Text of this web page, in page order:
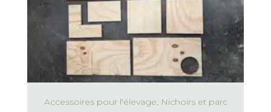
Accessoires pour l'élevage, Nichoirs et parc